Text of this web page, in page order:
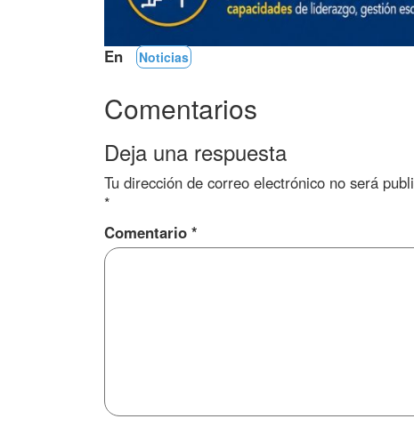
En Noticias
Comentarios
Deja una respuesta
Tu dirección de correo electrónico no será
*
Comentario *